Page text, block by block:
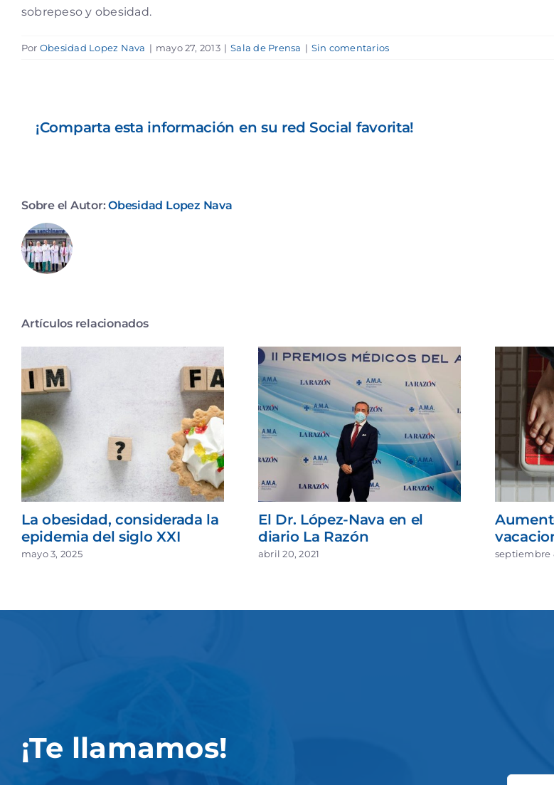
sobrepeso y obesidad.
Por Obesidad Lopez Nava | mayo 27, 2013 | Sala de Prensa | Sin comentarios
¡Comparta esta información en su red Social favorita!
Sobre el Autor:Obesidad Lopez Nava
Artículos relacionados
La obesidad, considerada la
epidemia del siglo XXI
mayo 3, 2025
El Dr. López-Nava en el
diario La Razón
abril 20, 2021 septiembre
¡Te llamamos!